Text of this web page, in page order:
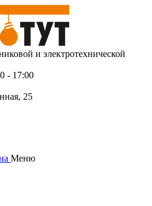
и электротехнической
- 17:00
25
Меню